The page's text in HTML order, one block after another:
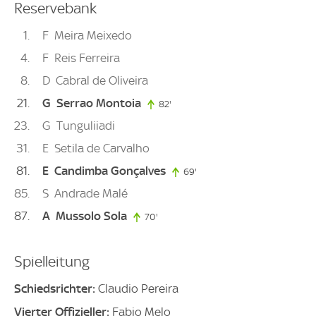
Reservebank
1 F Meira Meixedo
4
F Reis Ferreira
8
D Cabral de Oliveira
21
G Serrao Montoia 82'
23 G Tunguliiadi
31
E Setila de Carvalho
81
E Candimba Gonçalves 69'
85 S Andrade Malé
87
A Mussolo Sola 70'
Spielleitung
Schiedsrichter: Claudio Pereira
Vierter Offizieller: Fabio Melo